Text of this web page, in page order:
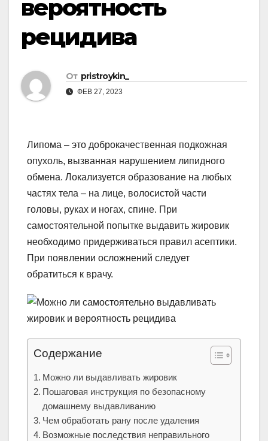
вероятность
рецидива
От pristroykin_
ФЕВ 27, 2023
Липома – это доброкачественная подкожная
опухоль, вызванная нарушением липидного
обмена. Локализуется образование на любых
частях тела – на лице, волосистой части
головы, руках и ногах, спине. При
самостоятельной попытке выдавить жировик
необходимо придерживаться правил асептики.
При появлении осложнений следует
обратиться к врачу.
Содержание
Можно ли выдавливать жировик
Пошаговая инструкция по безопасному
домашнему выдавливанию
Чем обработать рану после удаления
Возможные последствия неправильного